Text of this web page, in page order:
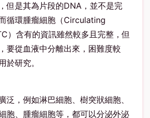
但是其為片段的DNA，並不是完
循環腫瘤細胞（Circulating
）含有的資訊雖然較多且完整，但
要從血液中分離出來，困難度較
於研究。
泛，例如淋巴細胞、樹突狀細胞、
胞、腫瘤細胞等，都可以分泌外泌